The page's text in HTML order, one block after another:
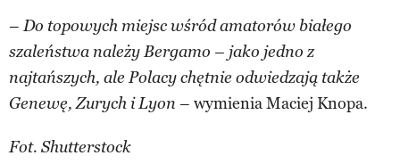
– ­Do topowych miejsc wśród amatorów białego
szaleństwa należy Bergamo – jako jedno z
najtańszych, ale Polacy chętnie odwiedzają także
Genewę, Zurych i Lyon – wymienia Maciej Knopa.
Fot. Shutterstock